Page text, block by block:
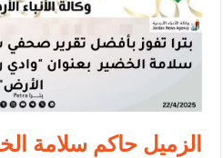
الملك يتلقى
القاضي محمود أحمد
الزميل حاكم سلامة